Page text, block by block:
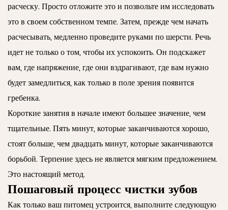
расческу. Просто отложите это и позвольте им исследовать
это в своем собственном темпе. Затем, прежде чем начать
расчесывать, медленно проведите руками по шерсти. Речь
идет не только о том, чтобы их успокоить. Он подскажет
вам, где напряжение, где они вздрагивают, где вам нужно
будет замедлиться, как только в поле зрения появится
гребенка.
Короткие занятия в начале имеют большее значение, чем
тщательные. Пять минут, которые заканчиваются хорошо,
стоят больше, чем двадцать минут, которые заканчиваются
борьбой. Терпение здесь не является мягким предложением.
Это настоящий метод.
Пошаговый процесс чистки зубов
Как только ваш питомец устроится, выполните следующую